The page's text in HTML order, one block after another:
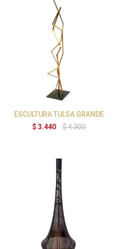
ESCULTURA TULSA GRANDE
$ 3.440 $4.300